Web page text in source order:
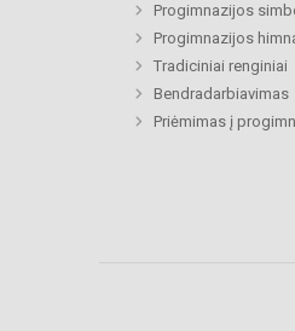
Progimnazijos
Progimnazijos
Tradiciniai renginiai
Bendradarbiavimas
Priėmimas į